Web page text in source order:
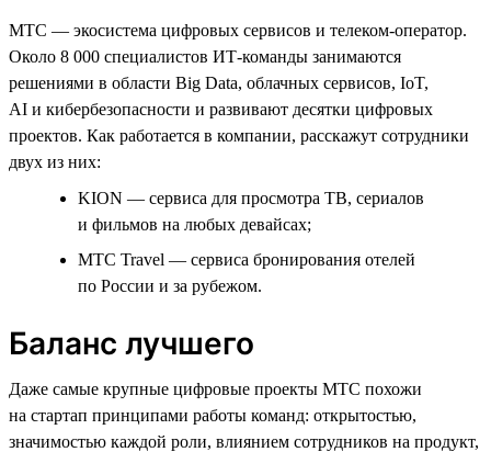
МТС — экосистема цифровых сервисов и телеком-оператор.
Около 8 000 специалистов ИТ-команды занимаются
решениями в области Big Data, облачных сервисов, IoT,
AI и кибербезопасности и развивают десятки цифровых
проектов. Как работается в компании, расскажут сотрудники
двух из них:
KION — сервиса для просмотра ТВ, сериалов
и фильмов на любых девайсах;
МТС Travel — сервиса бронирования отелей
по России и за рубежом.
Баланс лучшего
Даже самые крупные цифровые проекты МТС похожи
на стартап принципами работы команд: открытостью,
значимостью каждой роли, влиянием сотрудников на продукт,